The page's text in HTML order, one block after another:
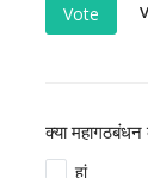
Vote
क्या
हां